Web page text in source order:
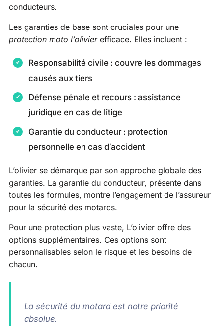
conducteurs.
Les garanties de base sont cruciales pour une
protection moto l’olivierefficace. Elles incluent :
Responsabilité civile : couvre les dommages
causés aux tiers
Défense pénale et recours : assistance
juridique en cas de litige
Garantie du conducteur : protection
personnelle en cas d’accident
L’olivier se démarque par son approche globale des
garanties. La garantie du conducteur, présente dans
toutes les formules, montre l’engagement de l’assureur
pour la sécurité des motards.
Pour une protection plus vaste, L’olivier offre des
options supplémentaires. Ces options sont
personnalisables selon le risque et les besoins de
chacun.
La sécurité du motard est notre priorité
absolue.